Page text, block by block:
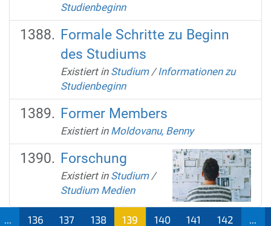
Studienbeginn
Formale Schritte zu Beginn
des Studiums
Existiert in Studium /Informationen zu
Studienbeginn
Former Members
Existiert in Moldovanu, Benny
Forschung
Existiert in Studium /
Studium Medien
136 137 138
139
140 141 142